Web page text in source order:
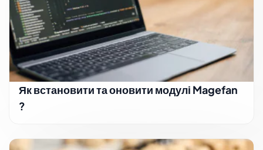
Як встановити та оновити модулі Magefan
?